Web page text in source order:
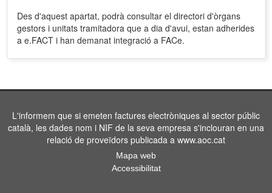
Des d'aquest apartat, podrà consultar el directori d'òrgans
gestors i unitats tramitadora que a dia d'avui, estan adherides
a e.FACT i han demanat integració a FACe.
L'informem que si emeten factures electròniques al sector públic
català, les dades nom i NIF de la seva empresa s'inclouran en una
relació de proveïdors publicada a www.aoc.cat
Mapa web
Accessibilitat